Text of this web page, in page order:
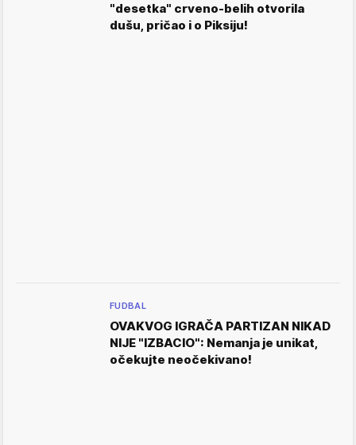
"desetka" crveno-belih otvorila
dušu, pričao i o Piksiju!
FUDBAL
OVAKVOG IGRAČA PARTIZAN NIKAD
NIJE "IZBACIO": Nemanja je unikat,
očekujte neočekivano!